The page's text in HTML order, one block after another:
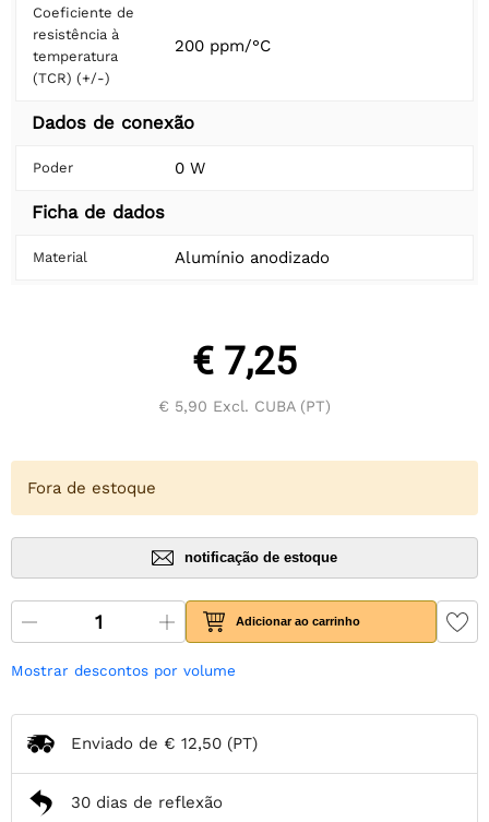
Coeficiente de
resistência à
temperatura
(TCR) (+/-)
200 ppm/°C
Dados de conexão
Poder 0 W
Ficha de dados
Material Alumínio anodizado
€ 7,25
€ 5,90 Excl. CUBA (PT)
Fora de estoque
notificação de estoque
Adicionar ao carrinho
Mostrar descontos por volume
Enviado de € 12,50 (PT)
30 dias de reflexão